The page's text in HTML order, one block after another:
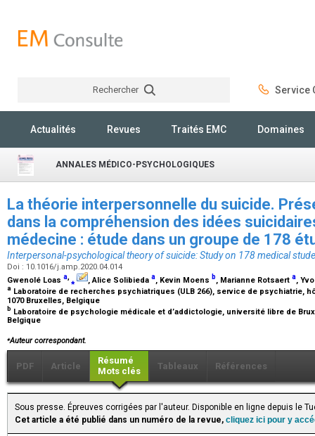
Rechercher Service
Actualités Revues Traités EMC Domaines
ANNALES MÉDICO-PSYCHOLOGIQUES
La théorie interpersonnelle du suicide.
dans la compréhension des idées
médecine : étude dans un groupe de 178
Interpersonal-psychological theory of suicide: Study on 178 medical
Doi : 10.1016/j.amp.2020.04.014
Gwenolé Loas a,⁎ , Alice Solibieda a, Kevin Moens b, Marianne Rotsaert a,
a Laboratoire de recherches psychiatriques (ULB 266), service de psychiatrie,
1070 Bruxelles, Belgique
b Laboratoire de psychologie médicale et d’addictologie, université libre de
Belgique
⁎Auteur correspondant.
PDF Article
Résumé
Mots clés
Tableaux Références
Sous presse. Épreuves corrigées par l'auteur. Disponible en ligne depuis le
Cet article a été publié dans un numéro de la revue, cliquez ici pour y